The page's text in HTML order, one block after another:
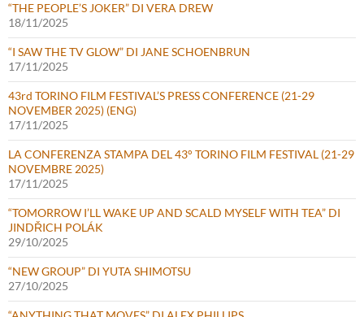
“THE PEOPLE’S JOKER” DI VERA DREW
18/11/2025
“I SAW THE TV GLOW” DI JANE SCHOENBRUN
17/11/2025
43rd TORINO FILM FESTIVAL’S PRESS CONFERENCE (21-29
NOVEMBER 2025) (ENG)
17/11/2025
LA CONFERENZA STAMPA DEL 43° TORINO FILM FESTIVAL (21-29
NOVEMBRE 2025)
17/11/2025
“TOMORROW I’LL WAKE UP AND SCALD MYSELF WITH TEA” DI
JINDŘICH POLÁK
29/10/2025
“NEW GROUP” DI YUTA SHIMOTSU
27/10/2025